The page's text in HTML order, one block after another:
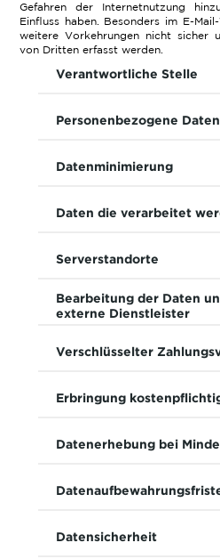
Gefahren der Internetnutzung
Einfluss haben. Besonders im E-
weitere Vorkehrungen nicht sicher
von Dritten erfasst werden.
Verantwortliche Stelle
Personenbezogene Daten
Datenminimierung
Daten die verarbeitet
Serverstandorte
Bearbeitung der Daten
externe Dienstleister
Verschlüsselter
Erbringung
Datenerhebung bei
Datensicherheit